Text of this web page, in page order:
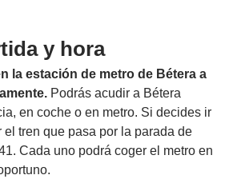
y hora
la estación de metro de Bétera a
Podrás acudir a Bétera
en coche o en metro. Si decides ir
el tren que pasa por la parada de
Cada uno podrá coger el metro en